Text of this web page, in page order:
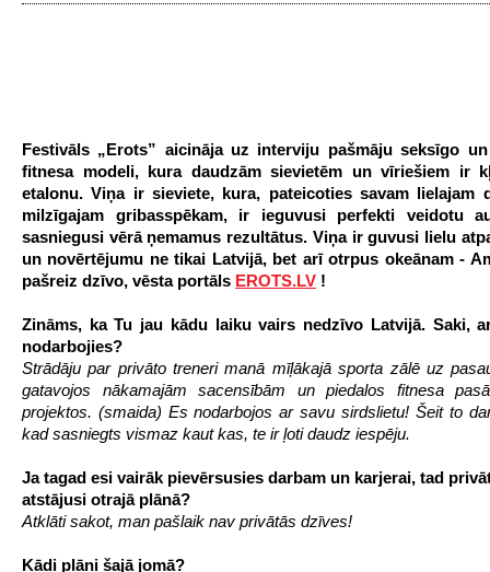
Festivāls „Erots” aicināja uz interviju pašmāju seksīgo
fitnesa modeli, kura daudzām sievietēm un vīriešiem ir
etalonu. Viņa ir sieviete, kura, pateicoties savam lielajam
milzīgajam gribasspēkam, ir ieguvusi perfekti veidotu
sasniegusi vērā ņemamus rezultātus. Viņa ir guvusi lielu
un novērtējumu ne tikai Latvijā, bet arī otrpus okeānam -
pašreiz dzīvo, vēsta portāls EROTS.LV !
Zināms, ka Tu jau kādu laiku vairs nedzīvo Latvijā. Saki,
nodarbojies?
Strādāju par privāto treneri manā mīļākajā sporta zālē uz
gatavojos nākamajām sacensībām un piedalos fitnesa
projektos. (smaida) Es nodarbojos ar savu sirdslietu! Šeit to
kad sasniegts vismaz kaut kas, te ir ļoti daudz iespēju.
Ja tagad esi vairāk pievērsusies darbam un karjerai, tad
atstājusi otrajā plānā?
Atklāti sakot, man pašlaik nav privātās dzīves!
Kādi plāni šajā jomā?